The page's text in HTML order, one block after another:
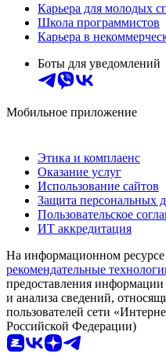
Карьера для молодых
Школа программистов
Карьера в
Боты для уведомлений
Мобильное приложение
Этика и комплаенс
Оказание услуг
Использование сайтов
Защита персональных
Пользовательское
ИТ аккредитация
На информационном ресурсе
рекомендательные
предоставления информации
и анализа сведений,
пользователей сети
Российской Федерации)